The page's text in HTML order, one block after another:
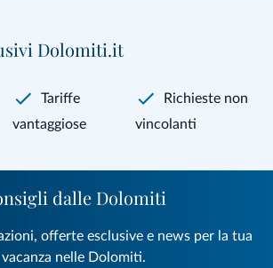
Dolomiti.it
Tariffe
vantaggiose
Richieste non
vincolanti
dalle Dolomiti
offerte esclusive e news per la tua
vacanza nelle Dolomiti.